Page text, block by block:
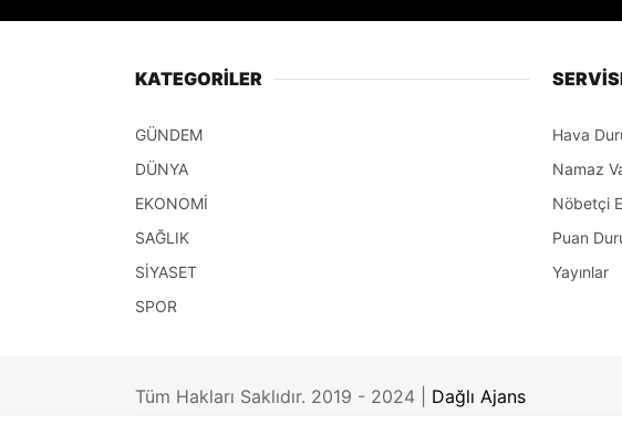
KATEGORİLER
GÜNDEM
DÜNYA
EKONOMİ
SAĞLIK
SİYASET
SPOR
Hava
Namaz
Nöbetçi
Puan
Yayınlar
Tüm Hakları Saklıdır. 2019 - 2024 | Dağlı Ajans